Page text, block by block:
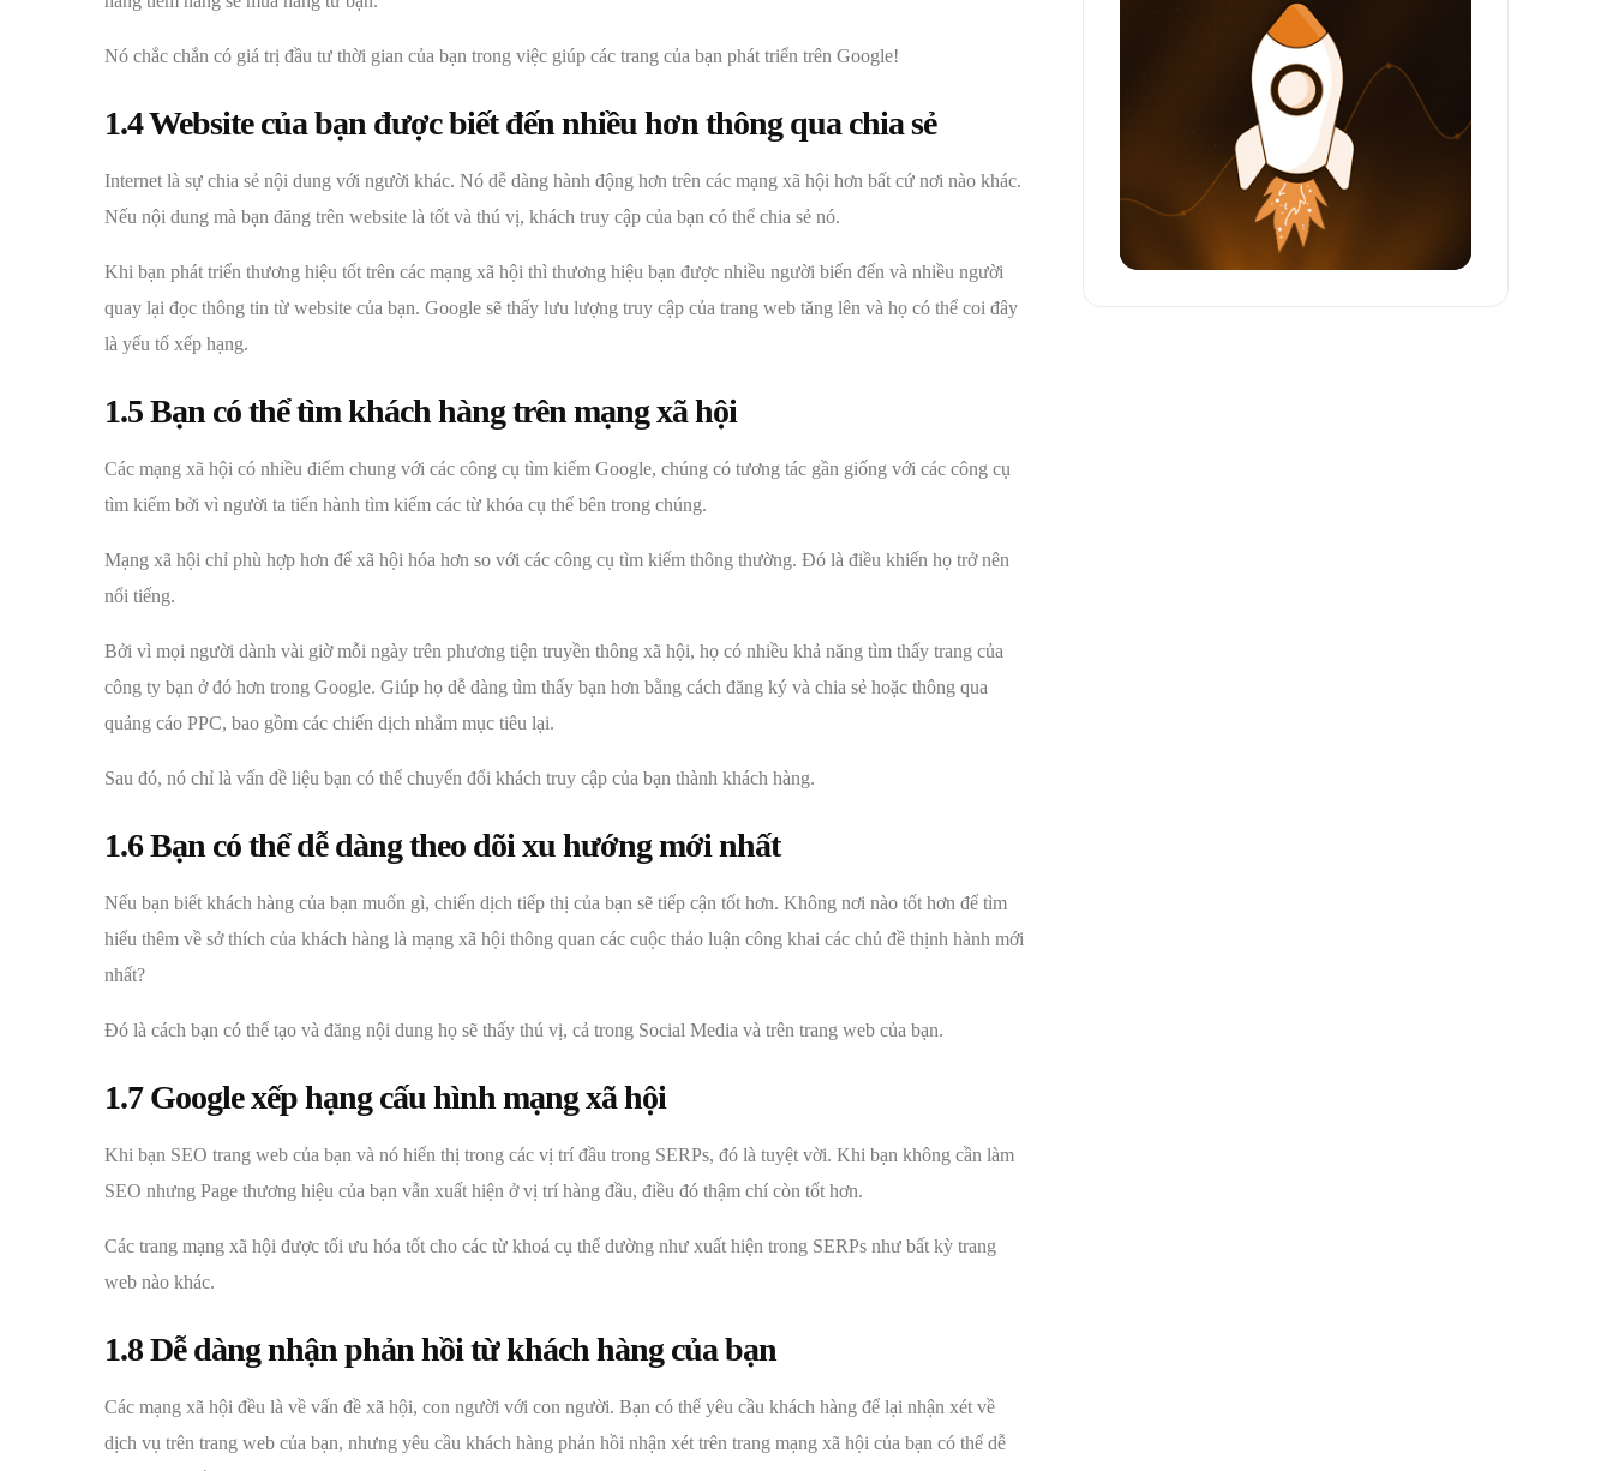
Nó chắc chắn có giá trị đầu tư thời gian của bạn trong việc giúp các trang của bạn phát triển trên Google!
1.4 Website của bạn được biết đến nhiều hơn thông qua chia sẻ
Internet là sự chia sẻ nội dung với người khác. Nó dễ dàng hành động hơn trên các mạng xã hội hơn bất cứ nơi nào khác.
Nếu nội dung mà bạn đăng trên website là tốt và thú vị, khách truy cập của bạn có thể chia sẻ nó.
Khi bạn phát triển thương hiệu tốt trên các mạng xã hội thì thương hiệu bạn được nhiều người biến đến và nhiều người
quay lại đọc thông tin từ website của bạn. Google sẽ thấy lưu lượng truy cập của trang web tăng lên và họ có thể coi đây
là yếu tố xếp hạng.
1.5 Bạn có thể tìm khách hàng trên mạng xã hội
Các mạng xã hội có nhiều điểm chung với các công cụ tìm kiếm Google, chúng có tương tác gần giống với các công cụ
tìm kiếm bởi vì người ta tiến hành tìm kiếm các từ khóa cụ thể bên trong chúng.
Mạng xã hội chỉ phù hợp hơn để xã hội hóa hơn so với các công cụ tìm kiếm thông thường. Đó là điều khiến họ trở nên
nổi tiếng.
Bởi vì mọi người dành vài giờ mỗi ngày trên phương tiện truyền thông xã hội, họ có nhiều khả năng tìm thấy trang của
công ty bạn ở đó hơn trong Google. Giúp họ dễ dàng tìm thấy bạn hơn bằng cách đăng ký và chia sẻ hoặc thông qua
quảng cáo PPC, bao gồm các chiến dịch nhắm mục tiêu lại.
Sau đó, nó chỉ là vấn đề liệu bạn có thể chuyển đổi khách truy cập của bạn thành khách hàng.
1.6 Bạn có thể dễ dàng theo dõi xu hướng mới nhất
Nếu bạn biết khách hàng của bạn muốn gì, chiến dịch tiếp thị của bạn sẽ tiếp cận tốt hơn. Không nơi nào tốt hơn để tìm
hiểu thêm về sở thích của khách hàng là mạng xã hội thông quan các cuộc thảo luận công khai các chủ đề thịnh hành mới
nhất?
Đó là cách bạn có thể tạo và đăng nội dung họ sẽ thấy thú vị, cả trong Social Media và trên trang web của bạn.
1.7 Google xếp hạng cấu hình mạng xã hội
Khi bạn SEO trang web của bạn và nó hiển thị trong các vị trí đầu trong SERPs, đó là tuyệt vời. Khi bạn không cần làm
SEO nhưng Page thương hiệu của bạn vẫn xuất hiện ở vị trí hàng đầu, điều đó thậm chí còn tốt hơn.
Các trang mạng xã hội được tối ưu hóa tốt cho các từ khoá cụ thể dường như xuất hiện trong SERPs như bất kỳ trang
web nào khác.
1.8 Dễ dàng nhận phản hồi từ khách hàng của bạn
Các mạng xã hội đều là về vấn đề xã hội, con người với con người. Bạn có thể yêu cầu khách hàng để lại nhận xét về
dịch vụ trên trang web của bạn, nhưng yêu cầu khách hàng phản hồi nhận xét trên trang mạng xã hội của bạn có thể dễ